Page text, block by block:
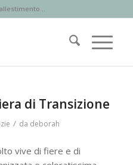
di Transizione
/ da deborah
vive di fiere e di